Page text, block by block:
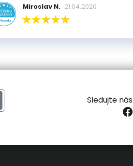
Miroslav N. 21.04.2026
Sledujte nás